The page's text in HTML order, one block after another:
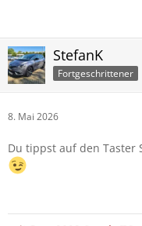
StefanK
Fortgeschrittener
8. Mai 2026
Du tippst auf den Taster